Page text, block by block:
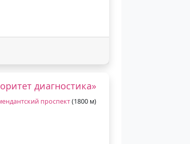
диагностика»
проспект(1800 м)